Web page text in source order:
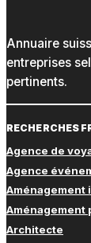
Annuaire
entreprises
pertinents.
RECHERCHES
Agence de
Agence
Aménagement
Aménagement
Architecte